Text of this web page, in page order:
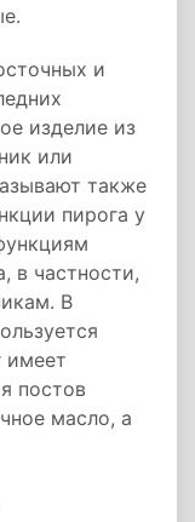
и
изделие из
или
также
пирога у
в частности,
В
имеет
постов
масло, а